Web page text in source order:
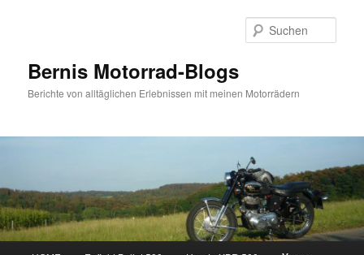
Bernis Motorrad-Blogs
Berichte von alltäglichen Erlebnissen mit meinen Motorrädern